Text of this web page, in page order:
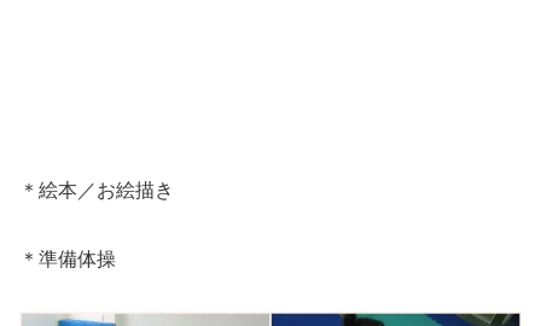
＊絵本／お絵描き
＊準備体操